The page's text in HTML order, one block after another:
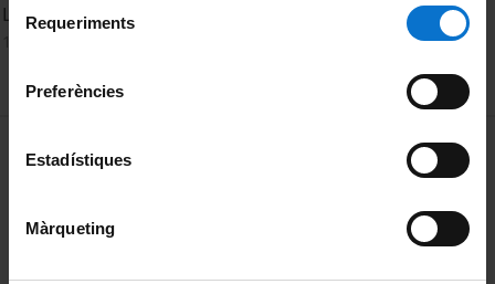
consultar laPolítica de galetes del lloc web de la
de Requeriments
Preferències
Estadístiques
Màrqueting
Los cambios en el ADN: cómo y por qué los estudiamos
MENÚ PEU 1
Política de Cookies
Privacidad y términos